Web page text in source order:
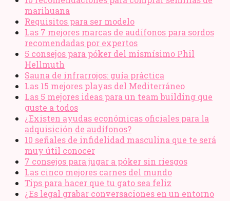
marihuana
Requisitos para ser modelo
Las 7 mejores marcas de audífonos para sordos
recomendadas por expertos
5 consejos para póker del mismísimo Phil
Hellmuth
Sauna de infrarrojos: guía práctica
Las 15 mejores playas del Mediterráneo
Las 5 mejores ideas para un team building que
guste a todos
¿Existen ayudas económicas oficiales para la
adquisición de audífonos?
10 señales de infidelidad masculina que te será
muy útil conocer
7 consejos para jugar a póker sin riesgos
Las cinco mejores carnes del mundo
Tips para hacer que tu gato sea feliz
¿Es legal grabar conversaciones en un entorno